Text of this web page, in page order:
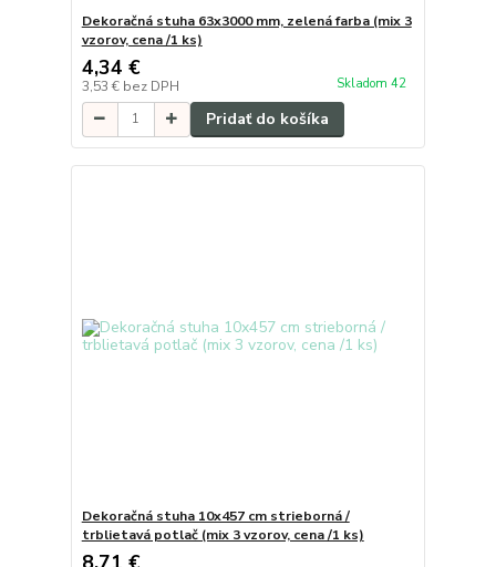
Dekoračná stuha 63x3000 mm, zelená farba (mix 3
vzorov, cena /1 ks)
4,34 €
3,53 € bez DPH Skladom 42
Pridať do košíka
Dekoračná stuha 10x457 cm strieborná /
trblietavá potlač (mix 3 vzorov, cena /1 ks)